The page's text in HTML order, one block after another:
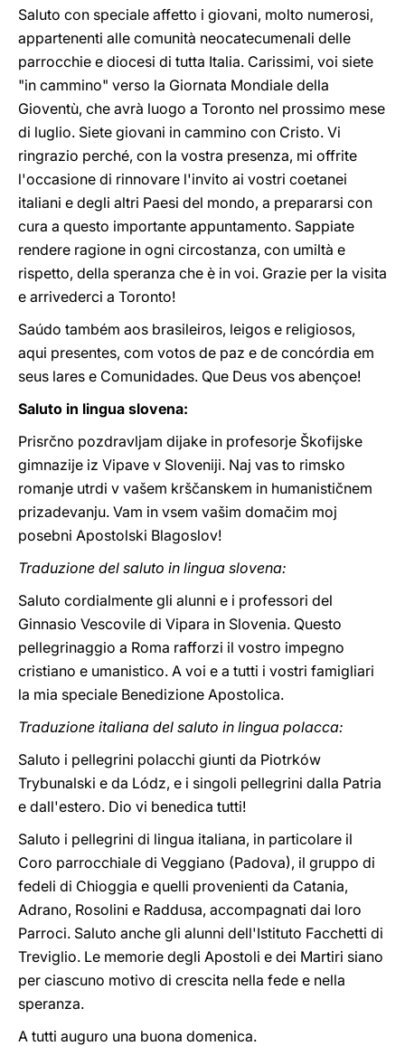
Saluto con speciale affetto i giovani, molto numerosi,
appartenenti alle comunità neocatecumenali delle
parrocchie e diocesi di tutta Italia. Carissimi, voi siete
"in cammino" verso la Giornata Mondiale della
Gioventù, che avrà luogo a Toronto nel prossimo mese
di luglio. Siete giovani in cammino con Cristo. Vi
ringrazio perché, con la vostra presenza, mi offrite
l'occasione di rinnovare l'invito ai vostri coetanei
italiani e degli altri Paesi del mondo, a prepararsi con
cura a questo importante appuntamento. Sappiate
rendere ragione in ogni circostanza, con umiltà e
rispetto, della speranza che è in voi. Grazie per la visita
e arrivederci a Toronto!
Saúdo também aos brasileiros, leigos e religiosos,
aqui presentes, com votos de paz e de concórdia em
seus lares e Comunidades. Que Deus vos abençoe!
Saluto in lingua slovena:
Prisrčno pozdravljam dijake in profesorje Škofijske
gimnazije iz Vipave v Sloveniji. Naj vas to rimsko
romanje utrdi v vašem krščanskem in humanističnem
prizadevanju. Vam in vsem vašim domačim moj
posebni Apostolski Blagoslov!
Traduzione del saluto in lingua slovena:
Saluto cordialmente gli alunni e i professori del
Ginnasio Vescovile di Vipara in Slovenia. Questo
pellegrinaggio a Roma rafforzi il vostro impegno
cristiano e umanistico. A voi e a tutti i vostri famigliari
la mia speciale Benedizione Apostolica.
Traduzione italiana del saluto in lingua polacca:
Saluto i pellegrini polacchi giunti da Piotrków
Trybunalski e da Lódz, e i singoli pellegrini dalla Patria
e dall'estero. Dio vi benedica tutti!
Saluto i pellegrini di lingua italiana, in particolare il
Coro parrocchiale di Veggiano (Padova), il gruppo di
fedeli di Chioggia e quelli provenienti da Catania,
Adrano, Rosolini e Raddusa, accompagnati dai loro
Parroci. Saluto anche gli alunni dell'Istituto Facchetti di
Treviglio. Le memorie degli Apostoli e dei Martiri siano
per ciascuno motivo di crescita nella fede e nella
speranza.
A tutti auguro una buona domenica.